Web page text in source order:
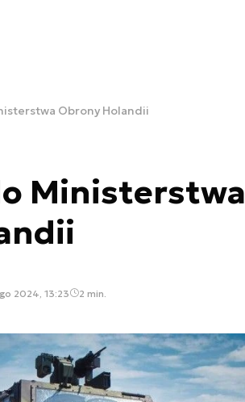
Obrony Holandii
Ministerstwa
2024, 13:23 2 min.